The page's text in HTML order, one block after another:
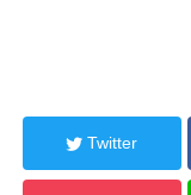
Twitter